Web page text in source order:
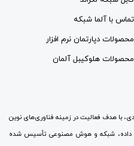
تماس با آلما شبکه
محصولات دپارتمان نرم افزار
محصولات هلوکیبل آلمان
با هدف فعالیت در زمینه فناوری‌های نوین
داده، شبکه و هوش مصنوعی تأسیس شده